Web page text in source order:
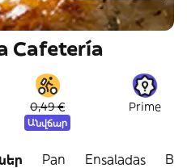
Cafetería
0,49 €
Անվճար
Prime
Pan Ensaladas